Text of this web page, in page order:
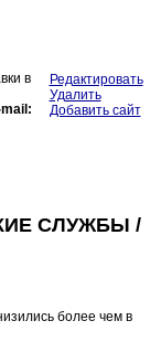
в
mail:
Редактировать
Удалить
Добавить сайт
СЛУЖБЫ /
более чем в